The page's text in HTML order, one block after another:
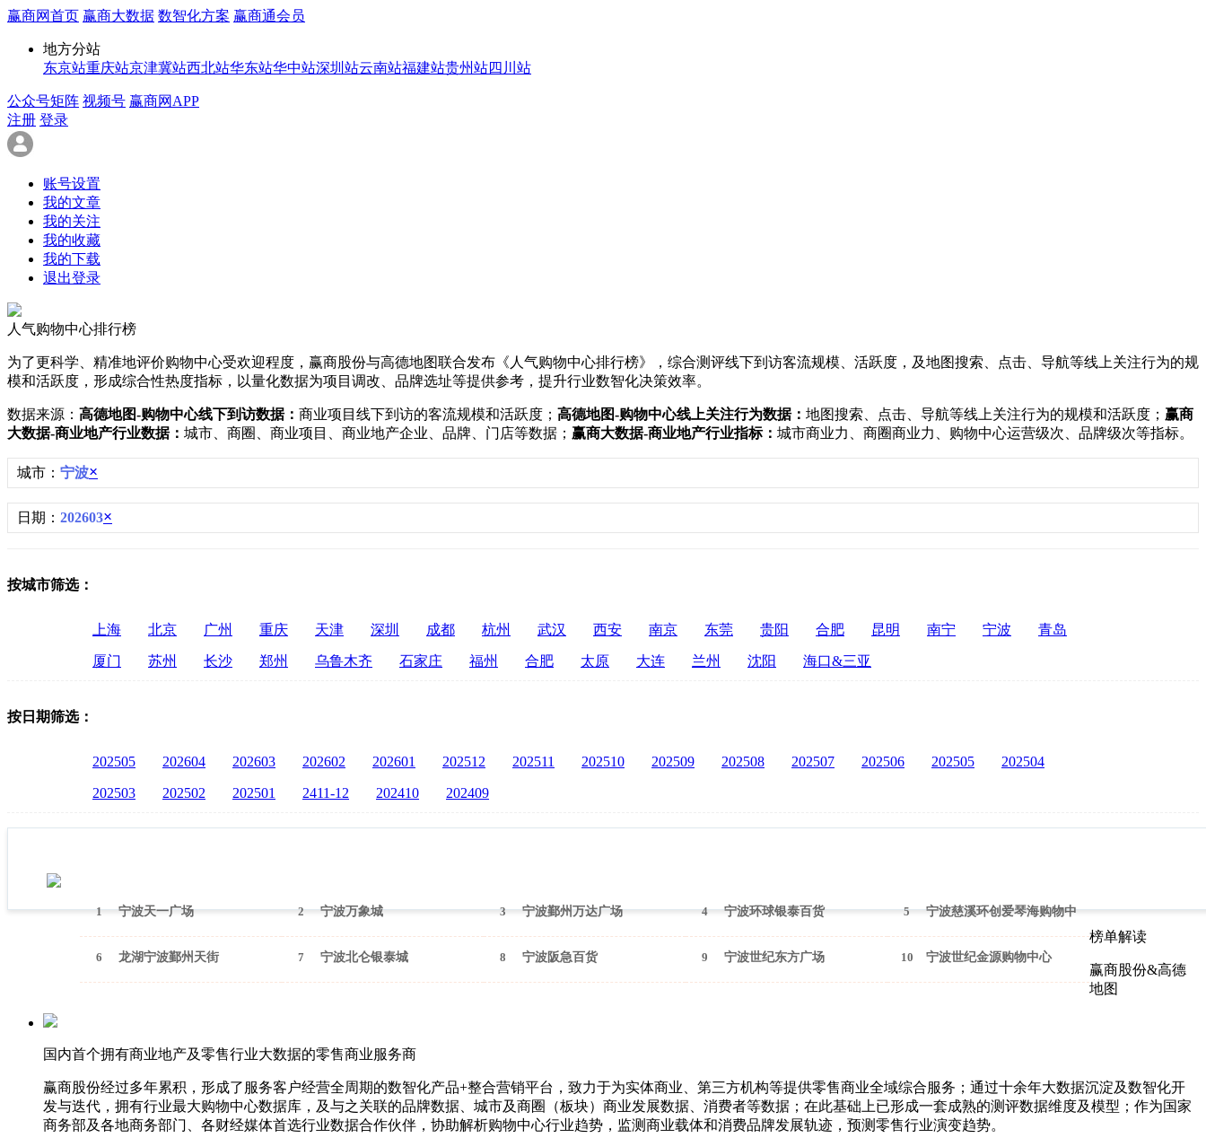
赢商网首页 赢商大数据 数智化方案 赢商通会员
地方分站
东京站重庆站京津冀站西北站华东站华中站深圳站云南站福建站贵州站四川站
公众号矩阵 视频号 赢商网APP
注册 登录
账号设置
我的文章
我的关注
我的收藏
我的下载
退出登录
人气购物中心排行榜
为了更科学、精准地评价购物中心受欢迎程度，赢商股份与高德地图联合发布《人气购物中心排行榜》，综合测评线下到访客流规模、活跃度，及地图搜索、点击、导航等线上关注行为的规
模和活跃度，形成综合性热度指标，以量化数据为项目调改、品牌选址等提供参考，提升行业数智化决策效率。
数据来源： 高德地图-购物中心线下到访数据： 商业项目线下到访的客流规模和活跃度； 高德地图-购物中心线上关注行为数据： 地图搜索、点击、导航等线上关注行为的规模和活跃度； 赢商
大数据-商业地产行业数据： 城市、商圈、商业项目、商业地产企业、品牌、门店等数据； 赢商大数据-商业地产行业指标： 城市商业力、商圈商业力、购物中心运营级次、品牌级次等指标。
城市： 宁波×
日期： 202603×
按城市筛选：
上海 北京 广州 重庆 天津 深圳 成都 杭州 武汉 西安 南京 东莞 贵阳 合肥 昆明 南宁 宁波 青岛
厦门 苏州 长沙 郑州 乌鲁木齐 石家庄 福州 合肥 太原 大连 兰州 沈阳 海口&三亚
按日期筛选：
202505 202604 202603 202602 202601 202512 202511 202510 202509 202508 202507 202506 202505 202504
202503 202502 202501 2411-12 202410 202409
1 宁波天一广场 2 宁波万象城 3 宁波鄞州万达广场 4 宁波环球银泰百货 5 宁波慈溪环创爱琴海购物中
心
6 龙湖宁波鄞州天街 7 宁波北仑银泰城 8 宁波阪急百货 9 宁波世纪东方广场 10 宁波世纪金源购物中心
榜单解读
赢商股份&高德
地图
国内首个拥有商业地产及零售行业大数据的零售商业服务商
赢商股份经过多年累积，形成了服务客户经营全周期的数智化产品+整合营销平台，致力于为实体商业、第三方机构等提供零售商业全域综合服务；通过十余年大数据沉淀及数智化开
发与迭代，拥有行业最大购物中心数据库，及与之关联的品牌数据、城市及商圈（板块）商业发展数据、消费者等数据；在此基础上已形成一套成熟的测评数据维度及模型；作为国家
商务部及各地商务部门、各财经媒体首选行业数据合作伙伴，协助解析购物中心行业趋势，监测商业载体和消费品牌发展轨迹，预测零售行业演变趋势。